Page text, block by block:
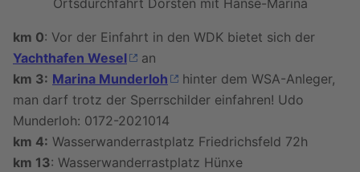
Ortsdurchfahrt Dorsten mit Hanse-Marina
km 0: Vor der Einfahrt in den WDK bietet sich der
Yachthafen Wesel
an
km 3: Marina Munderloh
hinter dem WSA-Anleger,
man darf trotz der Sperrschilder einfahren! Udo
Munderloh: 0172-2021014
km 4: Wasserwanderrastplatz Friedrichsfeld 72h
km 13: Wasserwanderrastplatz Hünxe